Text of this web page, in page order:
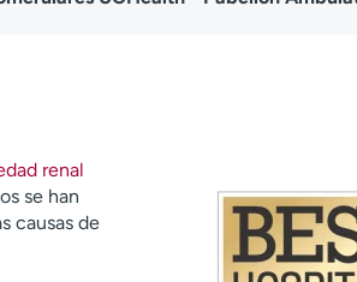
renal
se han
causas de